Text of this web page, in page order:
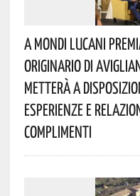
A Mondi Lucani
Originario Di
Metterà A
Esperienze E
Complimenti